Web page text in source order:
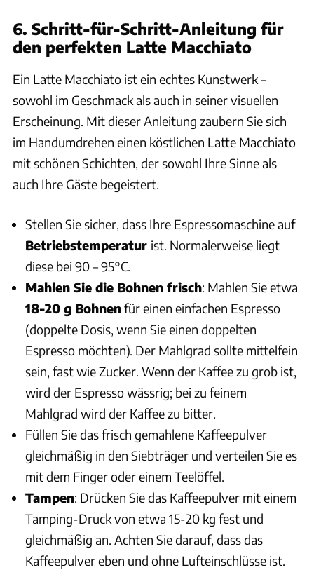
6. Schritt-für-Schritt-Anleitung für
den perfekten Latte Macchiato
Ein Latte Macchiato ist ein echtes Kunstwerk –
sowohl im Geschmack als auch in seiner visuellen
Erscheinung. Mit dieser Anleitung zaubern Sie sich
im Handumdrehen einen köstlichen Latte Macchiato
mit schönen Schichten, der sowohl Ihre Sinne als
auch Ihre Gäste begeistert.
Stellen Sie sicher, dass Ihre Espressomaschine auf
Betriebstemperatur ist. Normalerweise liegt
diese bei 90 – 95°C.
Mahlen Sie die Bohnen frisch: Mahlen Sie etwa
18-20 g Bohnenfür einen einfachen Espresso
(doppelte Dosis, wenn Sie einen doppelten
Espresso möchten). Der Mahlgrad sollte mittelfein
sein, fast wie Zucker. Wenn der Kaffee zu grob ist,
wird der Espresso wässrig; bei zu feinem
Mahlgrad wird der Kaffee zu bitter.
Füllen Sie das frisch gemahlene Kaffeepulver
gleichmäßig in den Siebträger und verteilen Sie es
mit dem Finger oder einem Teelöffel.
Tampen: Drücken Sie das Kaffeepulver mit einem
Tamping-Druck von etwa 15-20 kg fest und
gleichmäßig an. Achten Sie darauf, dass das
Kaffeepulver eben und ohne Lufteinschlüsse ist.